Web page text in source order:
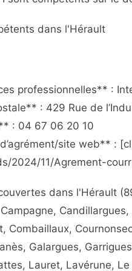
dans l'Hérault
professionnelles** :
: 429 Rue de
: 04 67 06 20 10
site web** :
2024/11/Agrement-
dans l'Hérault
Combaillaux,
Galargues,
Lauret, Lavérune,